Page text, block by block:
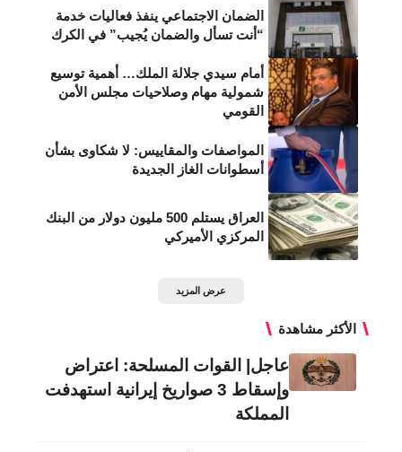
الضمان الاجتماعي ينفذ فعاليات خدمة
“أنت تسأل والضمان يُجيب” في الكرك
أمام سيدي جلالة الملك… أهمية توسيع
شمولية مهام وصلاحيات مجلس الأمن
القومي
المواصفات والمقاييس: لا شكاوى بشأن
أسطوانات الغاز الجديدة
العراق يستلم 500 مليون دولار من البنك
المركزي الأميركي
عرض المزيد
الأكثر مشاهدة
عاجل| القوات المسلحة: اعتراض
وإسقاط 3 صواريخ إيرانية استهدفت
المملكة